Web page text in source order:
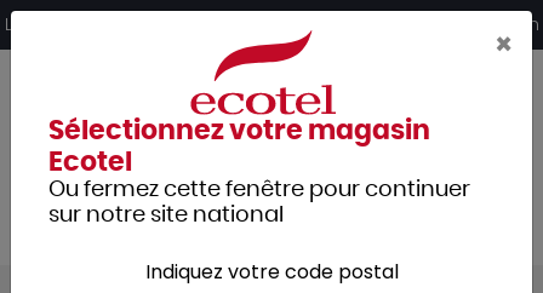
Livraison offerte dès 249€ HT d’achat et retrait 2h en magasin
×
Sélectionnez votre magasin
Ecotel
Ou fermez cette fenêtre pour continuer
sur notre site national
Indiquez votre code postal
Panneau de gestion des cookies